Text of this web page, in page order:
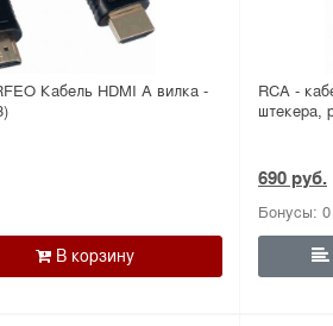
Кабель HDMI A вилка -
RCA -
штекера,
690 руб.
Бонусы: 0
